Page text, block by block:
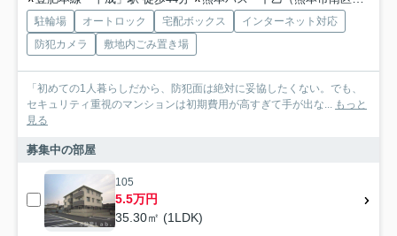
駐輪場 オートロック 宅配ボックス
インターネット対応
防犯カメラ
敷地内ごみ置き場
「初めての1人暮らしだから、防犯面は絶対に妥協したくない。でも、
セキュリティ重視のマンションは初期費用が高すぎて手が出な...
もっと
見る
募集中の部屋
105
5.5万円
35.30㎡ (1LDK)